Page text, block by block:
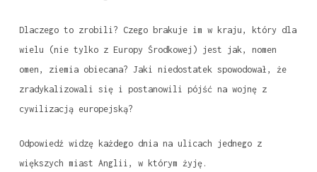
Dlaczego to zrobili? Czego brakuje im w kraju, który dla
wielu (nie tylko z Europy Środkowej) jest jak, nomen
omen, ziemia obiecana? Jaki niedostatek spowodował, że
zradykalizowali się i postanowili pójść na wojnę z
cywilizacją europejską?
Odpowiedź widzę każdego dnia na ulicach jednego z
większych miast Anglii, w którym żyję.